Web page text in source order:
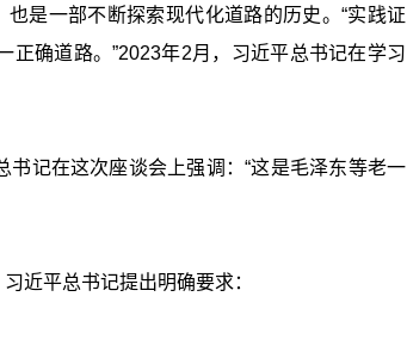
是一部不断探索现代化道路的历史。“实践证
确道路。”2023年2月，习近平总书记在学习
记在这次座谈会上强调：“这是毛泽东等老一
近平总书记提出明确要求：